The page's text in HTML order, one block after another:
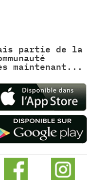
partie de la
maintenant...